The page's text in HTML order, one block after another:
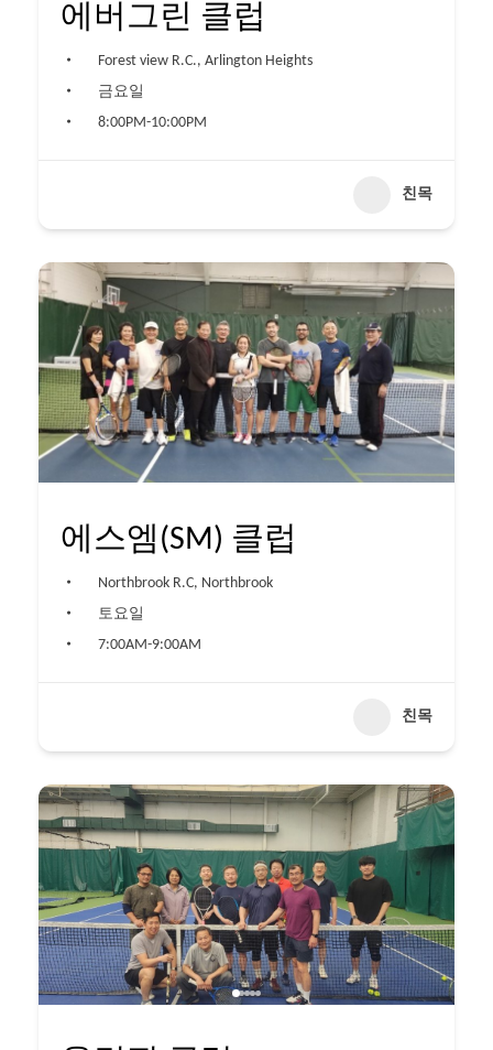
에버그린 클럽
Forest view R.C., Arlington Heights
금요일
8:00PM-10:00PM
친목
에스엠(SM) 클럽
Northbrook R.C, Northbrook
토요일
7:00AM-9:00AM
친목